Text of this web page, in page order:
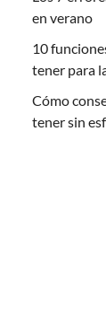
en verano
10
tener para
Cómo
tener sin